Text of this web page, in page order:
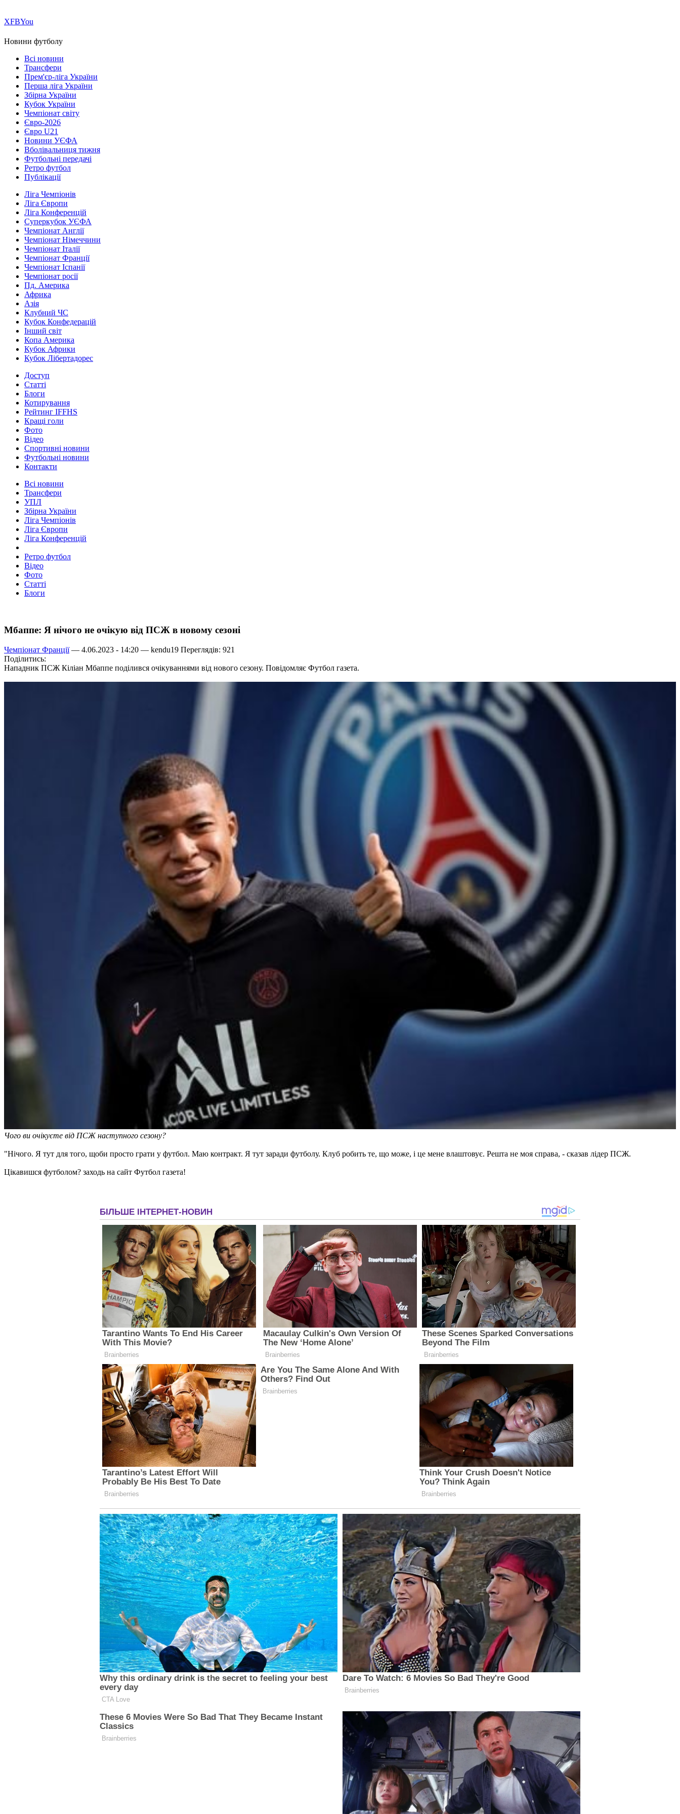
ХFBYou
Новини футболу
Всі новини
Трансфери
Прем'єр-ліга України
Перша ліга України
Збірна України
Кубок України
Чемпіонат світу
Євро-2026
Євро U21
Новини УЄФА
Вболівальниця тижня
Футбольні передачі
Ретро футбол
Публікації
Ліга Чемпіонів
Ліга Європи
Ліга Конференцій
Суперкубок УЄФА
Чемпіонат Англії
Чемпіонат Німеччини
Чемпіонат Італії
Чемпіонат Франції
Чемпіонат Іспанії
Чемпіонат росії
Пд. Америка
Африка
Азія
Клубний ЧС
Кубок Конфедерацій
Інший світ
Копа Америка
Кубок Африки
Кубок Лібертадорес
Доступ
Статті
Блоги
Котирування
Рейтинг IFFHS
Кращі голи
Фото
Відео
Спортивні новини
Футбольні новини
Контакти
Всі новини
Трансфери
УПЛ
Збірна України
Ліга Чемпіонів
Ліга Європи
Ліга Конференцій
Ретро футбол
Відео
Фото
Статті
Блоги
Мбаппе: Я нічого не очікую від ПСЖ в новому сезоні
Чемпіонат Франції— 4.06.2023 - 14:20 — kendu19 Переглядів: 921
Поділитись:
Нападник ПСЖ Кіліан Мбаппе поділився очікуваннями від нового сезону. Повідомляє Футбол газета.
Чого ви очікуєте від ПСЖ наступного сезону?
"Нічого. Я тут для того, щоби просто грати у футбол. Маю контракт. Я тут заради футболу. Клуб робить те, що може, і це мене влаштовує. Решта не моя справа, - сказав лідер ПСЖ.
Цікавишся футболом? заходь на сайт Футбол газета!